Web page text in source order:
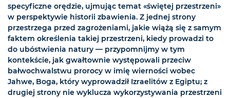
specyficzne orędzie, ujmując temat «świętej przestrzeni»
w perspektywie historii zbawienia. Z jednej strony
przestrzega przed zagrożeniami, jakie wiążą się z samym
faktem określenia takiej przestrzeni, kiedy prowadzi to
do ubóstwienia natury — przypomnijmy w tym
kontekście, jak gwałtownie występowali przeciw
bałwochwalstwu prorocy w imię wierności wobec
Jahwe, Boga, który wyprowadził Izraelitów z Egiptu; z
drugiej strony nie wyklucza wykorzystywania przestrzeni